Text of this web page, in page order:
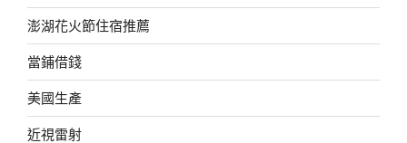
澎湖花火節住宿推薦
當鋪借錢
美國生產
近視雷射